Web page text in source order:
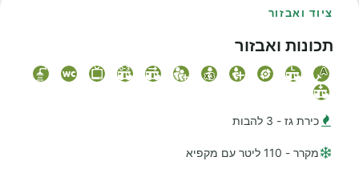
ציוד ואבזור
תכונות ואבזור
כירת גז - 3 להבות
מקרר - 110 ליטר עם מקפיא